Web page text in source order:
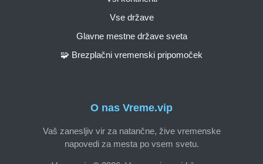
O nas Vreme.vip
Vaš zanesljiv vir za natančne, žive vremenske
napovedi za mesta po vsem svetu.
Vse države
Glavne mestne države sveta
🧩 Brezplačni vremenski pripomoček